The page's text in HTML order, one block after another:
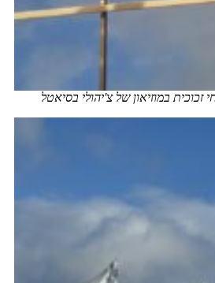
במוזיאון של צ'יהולי בסיאטל